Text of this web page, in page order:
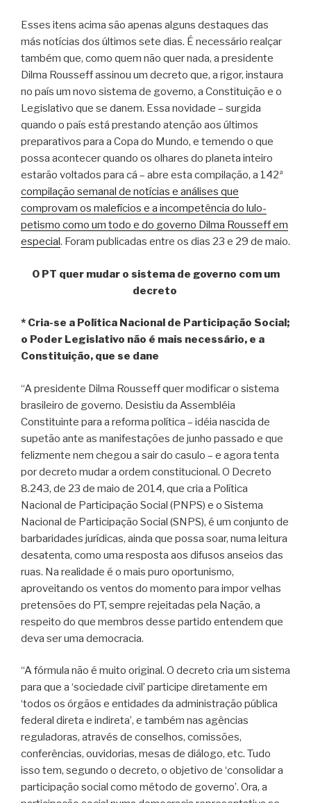
Esses itens acima são apenas alguns destaques das
más notícias dos últimos sete dias. É necessário realçar
também que, como quem não quer nada, a presidente
Dilma Rousseff assinou um decreto que, a rigor, instaura
no país um novo sistema de governo, a Constituição e o
Legislativo que se danem. Essa novidade – surgida
quando o país está prestando atenção aos últimos
preparativos para a Copa do Mundo, e temendo o que
possa acontecer quando os olhares do planeta inteiro
estarão voltados para cá – abre esta compilação, a 142ª
compilação semanal de notícias e análises que
comprovam os malefícios e a incompetência do lulo-
petismo como um todo e do governo Dilma Rousseff em
especial. Foram publicadas entre os dias 23 e 29 de maio.
O PT quer mudar o sistema de governo com um
decreto
* Cria-se a Política Nacional de Participação Social;
o Poder Legislativo não é mais necessário, e a
Constituição, que se dane
“A presidente Dilma Rousseff quer modificar o sistema
brasileiro de governo. Desistiu da Assembléia
Constituinte para a reforma política – idéia nascida de
supetão ante as manifestações de junho passado e que
felizmente nem chegou a sair do casulo – e agora tenta
por decreto mudar a ordem constitucional. O Decreto
8.243, de 23 de maio de 2014, que cria a Política
Nacional de Participação Social (PNPS) e o Sistema
Nacional de Participação Social (SNPS), é um conjunto de
barbaridades jurídicas, ainda que possa soar, numa leitura
desatenta, como uma resposta aos difusos anseios das
ruas. Na realidade é o mais puro oportunismo,
aproveitando os ventos do momento para impor velhas
pretensões do PT, sempre rejeitadas pela Nação, a
respeito do que membros desse partido entendem que
deva ser uma democracia.
“A fórmula não é muito original. O decreto cria um sistema
para que a ‘sociedade civil’ participe diretamente em
‘todos os órgãos e entidades da administração pública
federal direta e indireta’, e também nas agências
reguladoras, através de conselhos, comissões,
conferências, ouvidorias, mesas de diálogo, etc. Tudo
isso tem, segundo o decreto, o objetivo de ‘consolidar a
participação social como método de governo’. Ora, a